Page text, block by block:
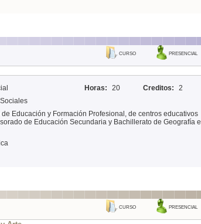
PRESENCIAL
CURSO
Horas: 20 Creditos:
2
Educación y Formación Profesional, de centros educativos
de Educación Secundaria y Bachillerato de Geografía e
PRESENCIAL
CURSO